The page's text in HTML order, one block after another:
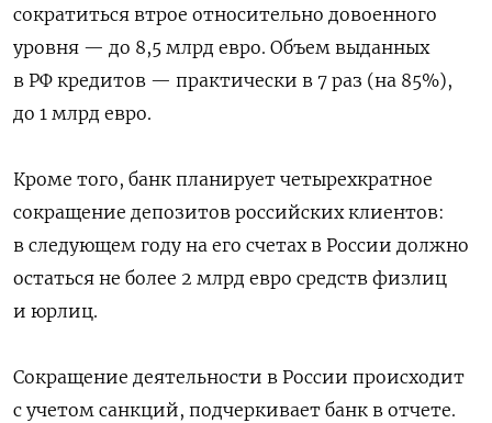
сократиться втрое относительно довоенного
уровня — до 8,5 млрд евро. Объем выданных
в РФ кредитов — практически в 7 раз (на 85%),
до 1 млрд евро.
Кроме того, банк планирует четырехкратное
сокращение депозитов российских клиентов:
в следующем году на его счетах в России должно
остаться не более 2 млрд евро средств физлиц
и юрлиц.
Сокращение деятельности в России происходит
с учетом санкций, подчеркивает банк в отчете.